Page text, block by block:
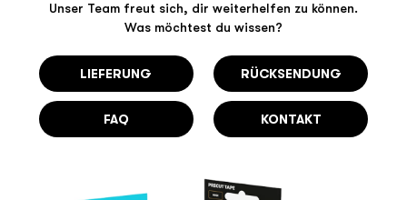
Unser Team freut sich, dir weiterhelfen zu können.
Was möchtest du wissen?
LIEFERUNG RÜCKSENDUNG
FAQ KONTAKT